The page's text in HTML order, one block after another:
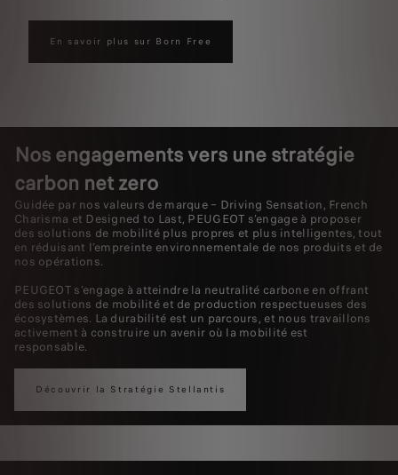
En savoir plus sur Born Free
Nos engagements vers une stratégie
carbon net zero
Guidée par nos valeurs de marque – Driving Sensation, French
Charisma et Designed to Last, PEUGEOT s’engage à proposer
des solutions de mobilité plus propres et plus intelligentes, tout
en réduisant l’empreinte environnementale de nos produits et de
nos opérations.
PEUGEOT s’engage à atteindre la neutralité carbone en offrant
des solutions de mobilité et de production respectueuses des
écosystèmes. La durabilité est un parcours, et nous travaillons
activement à construire un avenir où la mobilité est
responsable.
Découvrir la Stratégie Stellantis